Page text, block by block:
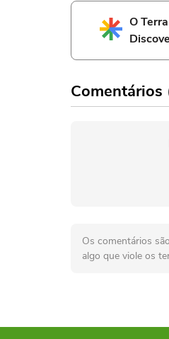
O
Comentários
Os comentários
algo que viole os